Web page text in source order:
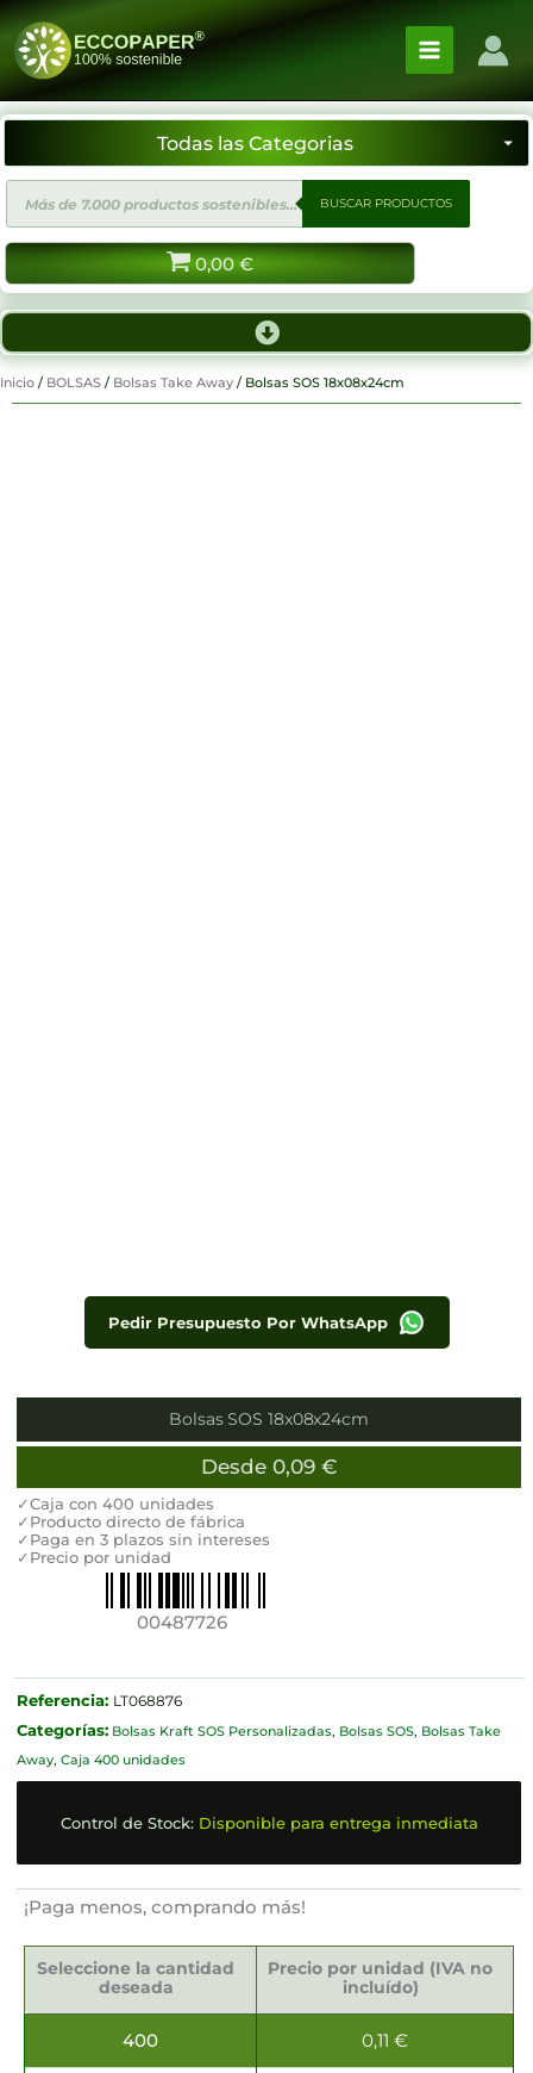
Ir
contenido
de
productos
BUSCAR PRODUCTOS
0,00 €
Inicio / BOLSAS / Bolsas Take Away / Bolsas SOS 18x08x24cm
Pedir Presupuesto Por WhatsApp
Bolsas SOS 18x08x24cm
Desde 0,09 €
✓Caja con 400 unidades
✓Producto directo de fábrica
✓Paga en 3 plazos sin intereses
✓Precio por unidad
00487726
Referencia: LT068876
Categorías: Bolsas Kraft SOS Personalizadas, Bolsas SOS, Bolsas Take
Away, Caja 400 unidades
Control de Stock: Disponible para entrega inmediata
¡Paga menos, comprando más!
Seleccione la cantidad
deseada
Precio por unidad (IVA no
incluído)
400 0,11€
SOS
18x08x24cm